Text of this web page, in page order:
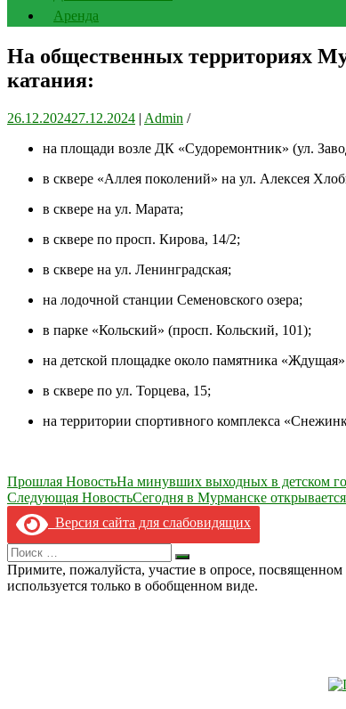
Аренда
На общественных территориях
катания:
26.12.202427.12.2024 | Admin /
на площади возле ДК «Судоремонтник» (ул.
в сквере «Аллея поколений» на ул. Алексея
в сквере на ул. Марата;
в сквере по просп. Кирова, 14/2;
в сквере на ул. Ленинградская;
на лодочной станции Семеновского озера;
в парке «Кольский» (просп. Кольский, 101);
на детской площадке около памятника
в сквере по ул. Торцева, 15;
на территории спортивного комплекса
Навигация
по
записям
Прошлая НовостьНа минувших выходных в детском
Следующая НовостьСегодня в Мурманске
Версия сайта для слабовидящих
Search
for:
Искать
Примите, пожалуйста, участие в опросе,
используется только в обобщенном виде.